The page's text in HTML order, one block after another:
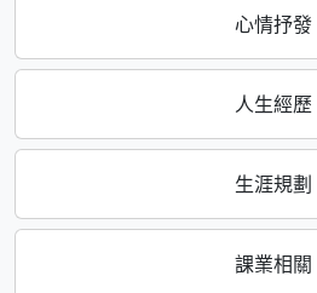
心情抒發
人生經歷
生涯規劃
課業相關